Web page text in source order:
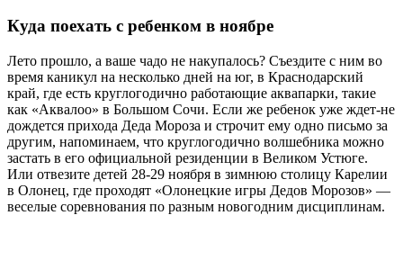
Куда поехать с ребенком в ноябре
Лето прошло, а ваше чадо не накупалось? Съездите с ним во
время каникул на несколько дней на юг, в Краснодарский
край, где есть круглогодично работающие аквапарки, такие
как «Аквалоо» в Большом Сочи. Если же ребенок уже ждет-не
дождется прихода Деда Мороза и строчит ему одно письмо за
другим, напоминаем, что круглогодично волшебника можно
застать в его официальной резиденции в Великом Устюге.
Или отвезите детей 28-29 ноября в зимнюю столицу Карелии
в Олонец, где проходят «Олонецкие игры Дедов Морозов» —
веселые соревнования по разным новогодним дисциплинам.